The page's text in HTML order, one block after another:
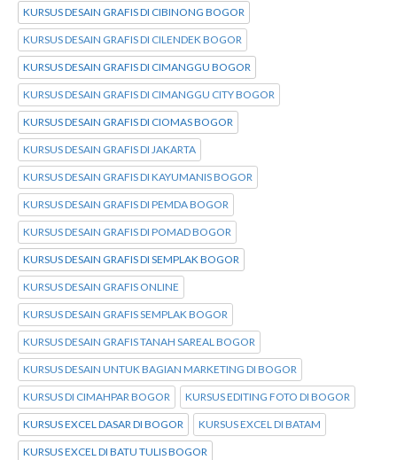
KURSUS DESAIN GRAFIS DI CIBINONG BOGOR
KURSUS DESAIN GRAFIS DI CILENDEK BOGOR
KURSUS DESAIN GRAFIS DI CIMANGGU BOGOR
KURSUS DESAIN GRAFIS DI CIMANGGU CITY BOGOR
KURSUS DESAIN GRAFIS DI CIOMAS BOGOR
KURSUS DESAIN GRAFIS DI JAKARTA
KURSUS DESAIN GRAFIS DI KAYUMANIS BOGOR
KURSUS DESAIN GRAFIS DI PEMDA BOGOR
KURSUS DESAIN GRAFIS DI POMAD BOGOR
KURSUS DESAIN GRAFIS DI SEMPLAK BOGOR
KURSUS DESAIN GRAFIS ONLINE
KURSUS DESAIN GRAFIS SEMPLAK BOGOR
KURSUS DESAIN GRAFIS TANAH SAREAL BOGOR
KURSUS DESAIN UNTUK BAGIAN MARKETING DI BOGOR
KURSUS DI CIMAHPAR BOGOR KURSUS EDITING FOTO DI BOGOR
KURSUS EXCEL DASAR DI BOGOR KURSUS EXCEL DI BATAM
KURSUS EXCEL DI BATU TULIS BOGOR